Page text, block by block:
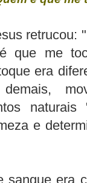
retrucou:
que me
era
naturais
e
sangue era